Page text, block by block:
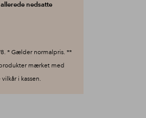
nedsatte
* Gælder normalpris. **
mærket med
i kassen.